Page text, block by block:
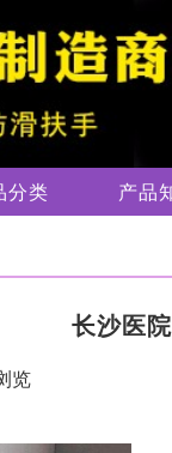
分类 产品
长沙医
览